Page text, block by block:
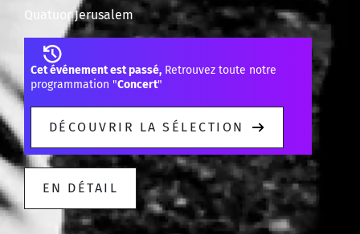
Quatuor Jerusalem
Cet événement est passé, Retrouvez toute notre
programmation "Concert"
DÉCOUVRIR LA SÉLECTION
EN DÉTAIL